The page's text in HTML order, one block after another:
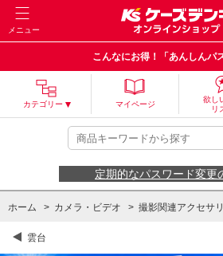
メニュー
こんなにお得！「あんしんパ
カテゴリー マイページ
欲し
リ
定期的なパスワード変更
ホーム > カメラ・ビデオ > 撮影関連アクセサ
雲台